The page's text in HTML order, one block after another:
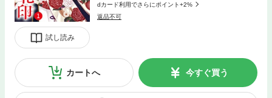
試し読み
dカード利用でさらにポイント+2%
返品不可
カートへ 今すぐ買う